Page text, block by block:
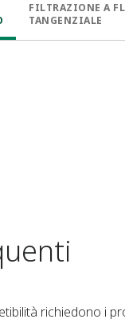
FILTRAZIONE A
TANGENZIALE
richiedono i